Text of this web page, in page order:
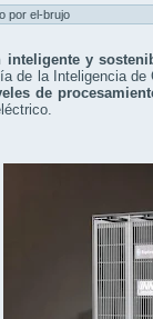
por el-brujo
inteligente y
de la Inteligencia
de